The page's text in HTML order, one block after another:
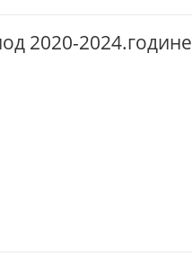
2020-2024.године